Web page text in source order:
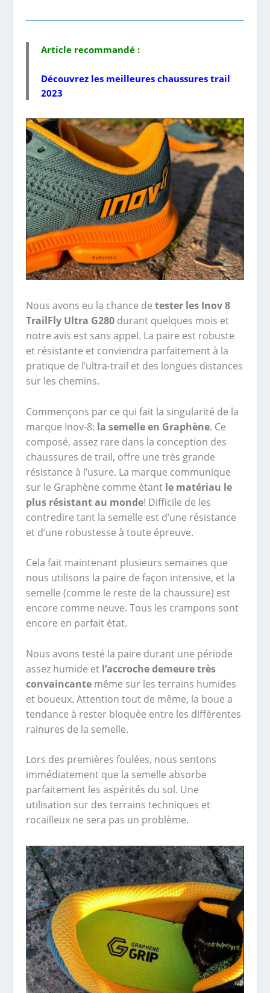
Article recommandé :
Découvrez les meilleures chaussures trail
2023
Nous avons eu la chance de tester les Inov 8
TrailFly Ultra G280durant quelques mois et
notre avis est sans appel. La paire est robuste
et résistante et conviendra parfaitement à la
pratique de l’ultra-trail et des longues distances
sur les chemins.
Commençons par ce qui fait la singularité de la
marque Inov-8: la semelle en Graphène. Ce
composé, assez rare dans la conception des
chaussures de trail, offre une très grande
résistance à l’usure. La marque communique
sur le Graphène comme étant le matériau le
plus résistant au monde! Difficile de les
contredire tant la semelle est d’une résistance
et d’une robustesse à toute épreuve.
Cela fait maintenant plusieurs semaines que
nous utilisons la paire de façon intensive, et la
semelle (comme le reste de la chaussure) est
encore comme neuve. Tous les crampons sont
encore en parfait état.
Nous avons testé la paire durant une période
assez humide et l’accroche demeure très
convaincantemême sur les terrains humides
et boueux. Attention tout de même, la boue a
tendance à rester bloquée entre les différentes
rainures de la semelle.
Lors des premières foulées, nous sentons
immédiatement que la semelle absorbe
parfaitement les aspérités du sol. Une
utilisation sur des terrains techniques et
rocailleux ne sera pas un problème.